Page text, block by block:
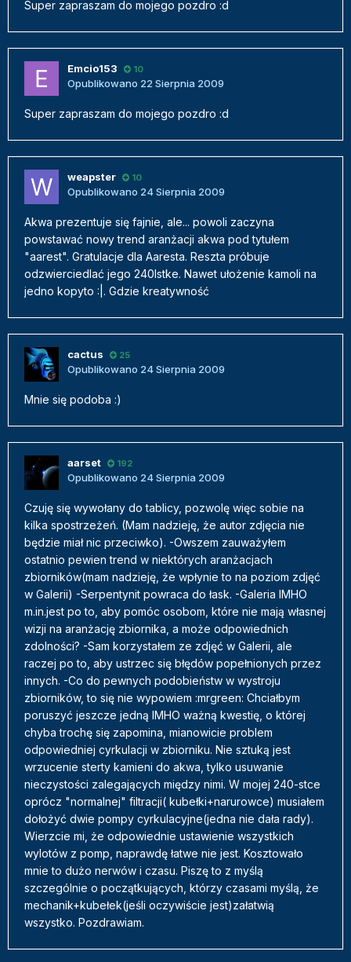
Super zapraszam do mojego pozdro :d
Emcio153 10
Opublikowano 22 Sierpnia 2009
Super zapraszam do mojego pozdro :d
weapster 10
Opublikowano 24 Sierpnia 2009
Akwa prezentuje się fajnie, ale... powoli zaczyna
powstawać nowy trend aranżacji akwa pod tytułem
"aarest". Gratulacje dla Aaresta. Reszta próbuje
odzwierciedlać jego 240lstke. Nawet ułożenie kamoli na
jedno kopyto :|. Gdzie kreatywność
cactus 25
Opublikowano 24 Sierpnia 2009
Mnie się podoba :)
aarset 192
Opublikowano 24 Sierpnia 2009
Czuję się wywołany do tablicy, pozwolę więc sobie na
kilka spostrzeżeń. (Mam nadzieję, że autor zdjęcia nie
będzie miał nic przeciwko). -Owszem zauważyłem
ostatnio pewien trend w niektórych aranżacjach
zbiorników(mam nadzieję, że wpłynie to na poziom zdjęć
w Galerii) -Serpentynit powraca do łask. -Galeria IMHO
m.in.jest po to, aby pomóc osobom, które nie mają własnej
wizji na aranżację zbiornika, a może odpowiednich
zdolności? -Sam korzystałem ze zdjęć w Galerii, ale
raczej po to, aby ustrzec się błędów popełnionych przez
innych. -Co do pewnych podobieństw w wystroju
zbiorników, to się nie wypowiem :mrgreen: Chciałbym
poruszyć jeszcze jedną IMHO ważną kwestię, o której
chyba trochę się zapomina, mianowicie problem
odpowiedniej cyrkulacji w zbiorniku. Nie sztuką jest
wrzucenie sterty kamieni do akwa, tylko usuwanie
nieczystości zalegających między nimi. W mojej 240-stce
oprócz "normalnej" filtracji( kubełki+narurowce) musiałem
dołożyć dwie pompy cyrkulacyjne(jedna nie dała rady).
Wierzcie mi, że odpowiednie ustawienie wszystkich
wylotów z pomp, naprawdę łatwe nie jest. Kosztowało
mnie to dużo nerwów i czasu. Piszę to z myślą
szczególnie o początkujących, którzy czasami myślą, że
mechanik+kubełek(jeśli oczywiście jest)załatwią
wszystko. Pozdrawiam.